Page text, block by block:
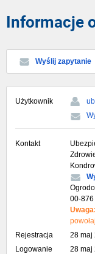
Informacje
Wyślij zapytanie
Użytkownik
Kontakt
00-
Uwaga:
Rejestracja
28 maj
Logowanie
28 maj